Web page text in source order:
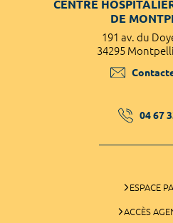
CENTRE
DE
191 av. du
34295
04 67
ESPACE
ACCÈS